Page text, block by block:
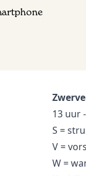
13 uur
S =
V =
W =